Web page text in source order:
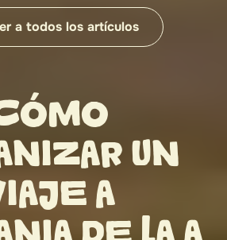
a todos los artículos
UN
A